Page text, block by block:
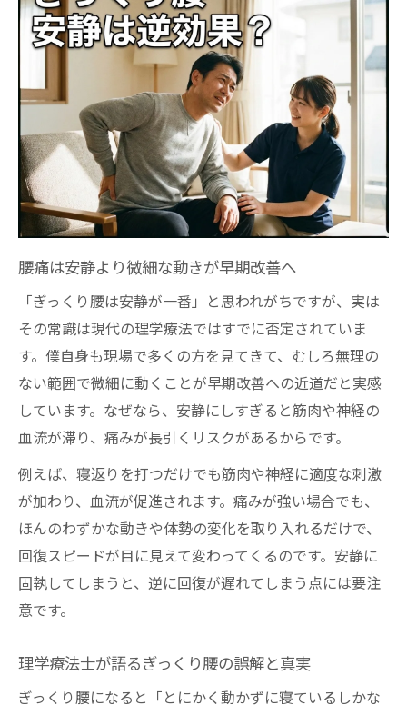
論」を、今すぐ形にしましょう
稲城や多摩の生活困りごとへ出張整体で寄り添
腰痛で困った日常動作を出張整体が解決
理学療法士が自宅で腰痛ケアをサポート
トイレ移動や寝返りも腰痛現場で即対応
ぎっくり腰の生活困難を現場で実感サポー
ト
腰痛は安静よりも微細な動きが回復の鍵です
腰痛に固まるより微細な動きが必要な理由
理学療法士が伝える腰痛回復の新常識
腰痛の改善には血流促進が重要です
無理なく動くことで腰痛リスクを減らす方
💡 リラスポの出張整体（オンライン対応可）に
ついて
ぎっくり腰に悩む方こそ知ってほしい動き方
腰痛を悪化させない正しい動き方のコツ
女性も安心できる腰痛セルフケアの工夫
腰痛を繰り返さないための動作改善ポイン
腰痛は安静より微細な動きが早期改善へ
「ぎっくり腰は安静が一番」と思われがちですが、実は
その常識は現代の理学療法ではすでに否定されていま
す。僕自身も現場で多くの方を見てきて、むしろ無理の
ない範囲で微細に動くことが早期改善への近道だと実感
しています。なぜなら、安静にしすぎると筋肉や神経の
血流が滞り、痛みが長引くリスクがあるからです。
例えば、寝返りを打つだけでも筋肉や神経に適度な刺激
が加わり、血流が促進されます。痛みが強い場合でも、
ほんのわずかな動きや体勢の変化を取り入れるだけで、
回復スピードが目に見えて変わってくるのです。安静に
固執してしまうと、逆に回復が遅れてしまう点には要注
意です。
理学療法士が語るぎっくり腰の誤解と真実
ぎっくり腰になると「とにかく動かずに寝ているしかな